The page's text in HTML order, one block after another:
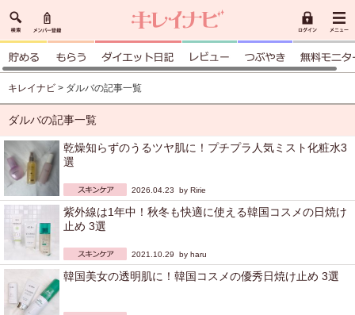
キレイナビ > ダルバの記事一覧
ダルバの記事一覧
乾燥知らずのうるツヤ肌に！プチプラ人気ミスト化粧水3
選
2026.04.23 by Ririe
紫外線は1年中！秋冬も快適に使える韓国コスメの日焼け
止め 3選
2021.10.29 by haru
韓国美女の透明肌に！韓国コスメの優秀日焼け止め 3選